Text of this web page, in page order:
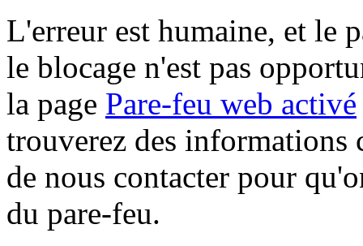
L'erreur est humaine, et le
le blocage n'est pas
la page Pare-feu web activé
trouverez des informations
de nous contacter pour
du pare-feu.